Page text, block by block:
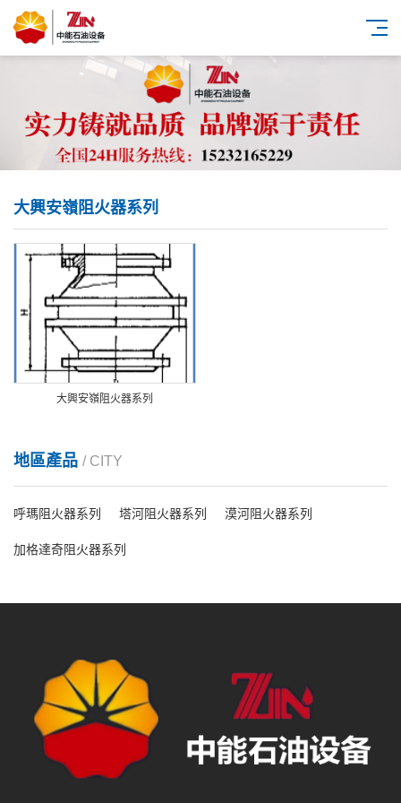
大興安嶺阻火器系列
大興安嶺阻火器系列
地區產品 / CITY
呼瑪阻火器系列 塔河阻火器系列 漠河阻火器系列
加格達奇阻火器系列